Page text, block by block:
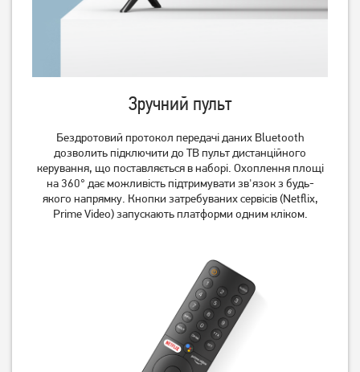
Телевізор OzoneHD
40FSN93T2
грн
Телевізор 2E 2E-43A77Q 4K
Google TV Wi-Fi
14 949грн
Зручний пульт
Бездротовий протокол передачі даних Bluetooth
дозволить підключити до ТВ пульт дистанційного
керування, що поставляється в наборі. Охоплення площі
на 360° дає можливість підтримувати зв'язок з будь-
якого напрямку. Кнопки затребуваних сервісів (Netflix,
Prime Video) запускають платформи одним кліком.